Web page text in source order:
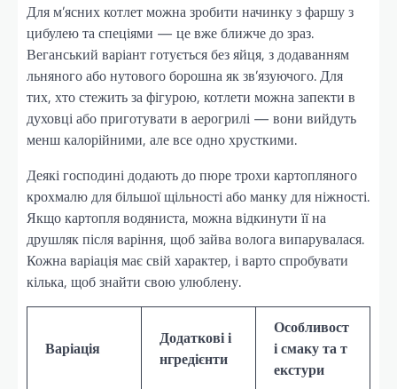
Для м’ясних котлет можна зробити начинку з фаршу з
цибулею та спеціями — це вже ближче до зраз.
Веганський варіант готується без яйця, з додаванням
льняного або нутового борошна як зв’язуючого. Для
тих, хто стежить за фігурою, котлети можна запекти в
духовці або приготувати в аерогрилі — вони вийдуть
менш калорійними, але все одно хрусткими.
Деякі господині додають до пюре трохи картопляного
крохмалю для більшої щільності або манку для ніжності.
Якщо картопля водяниста, можна відкинути її на
друшляк після варіння, щоб зайва волога випарувалася.
Кожна варіація має свій характер, і варто спробувати
кілька, щоб знайти свою улюблену.
Варіація
Додаткові і
нгредієнти
Особливост
і смаку та т
екстури